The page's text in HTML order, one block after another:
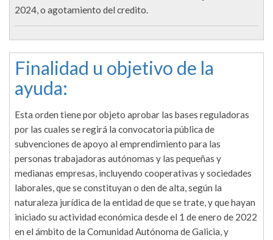
2024, o agotamiento del credito.
Finalidad u objetivo de la
ayuda:
Esta orden tiene por objeto aprobar las bases reguladoras
por las cuales se regirá la convocatoria pública de
subvenciones de apoyo al emprendimiento para las
personas trabajadoras autónomas y las pequeñas y
medianas empresas, incluyendo cooperativas y sociedades
laborales, que se constituyan o den de alta, según la
naturaleza jurídica de la entidad de que se trate, y que hayan
iniciado su actividad económica desde el 1 de enero de 2022
en el ámbito de la Comunidad Autónoma de Galicia, y